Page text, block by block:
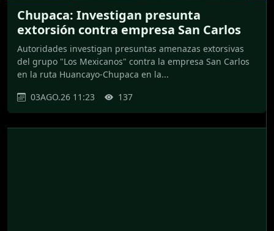
Chupaca: Investigan presunta
extorsión contra empresa San Carlos
Autoridades investigan presuntas amenazas extorsivas
del grupo "Los Mexicanos" contra la empresa San Carlos
en la ruta Huancayo-Chupaca en la...
03AGO.26 11:23
137